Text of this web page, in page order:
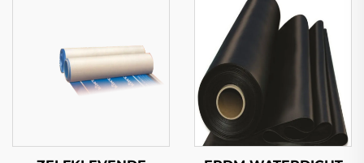
MEMBRAAN